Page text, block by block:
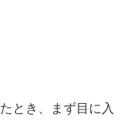
とき、まず目に入